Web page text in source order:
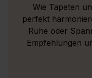
Wie Tapeten
perfekt
Ruhe oder
Empfehlungen